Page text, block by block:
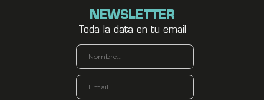
NEWSLETTER
Toda la data en tu email